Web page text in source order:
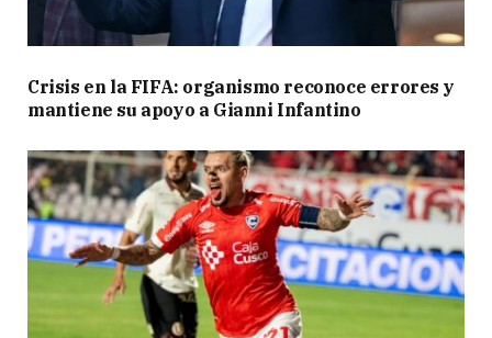
Crisis en la FIFA: organismo reconoce errores y
mantiene su apoyo a Gianni Infantino